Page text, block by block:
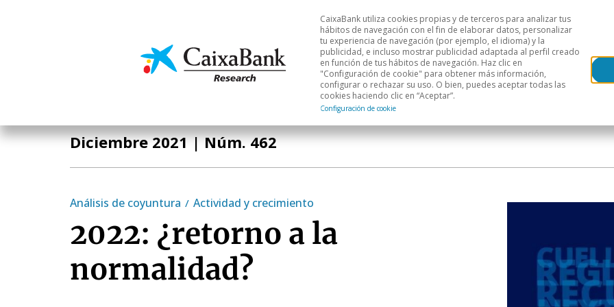
Economía y mercados Análisis sectorial Áreas geográficas
CaixaBank utiliza cookies propias y de terceros para analizar tus
hábitos de navegación con el fin de elaborar datos, personalizar
tu experiencia de navegación (por ejemplo, el idioma) y la
publicidad, e incluso mostrar publicidad adaptada al perfil creado
en función de tus hábitos de navegación. Haz clic en
"Configuración de cookie" para obtener más información,
configurar o rechazar su uso. O bien, puedes aceptar todas las
cookies haciendo clic en “Aceptar”.
Configuración de cookie
Diciembre 2021| Núm. 462
Análisis de coyuntura Actividad y crecimiento
2022: ¿retorno a la
normalidad?